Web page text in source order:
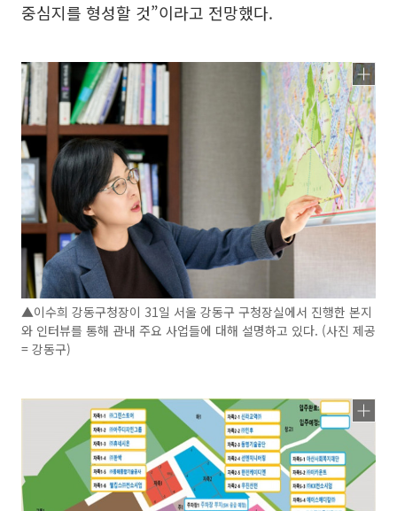
중심지를 형성할 것”이라고 전망했다.
▲이수희 강동구청장이 31일 서울 강동구 구청장실에서 진행한 본지
와 인터뷰를 통해 관내 주요 사업들에 대해 설명하고 있다. (사진 제공
= 강동구)